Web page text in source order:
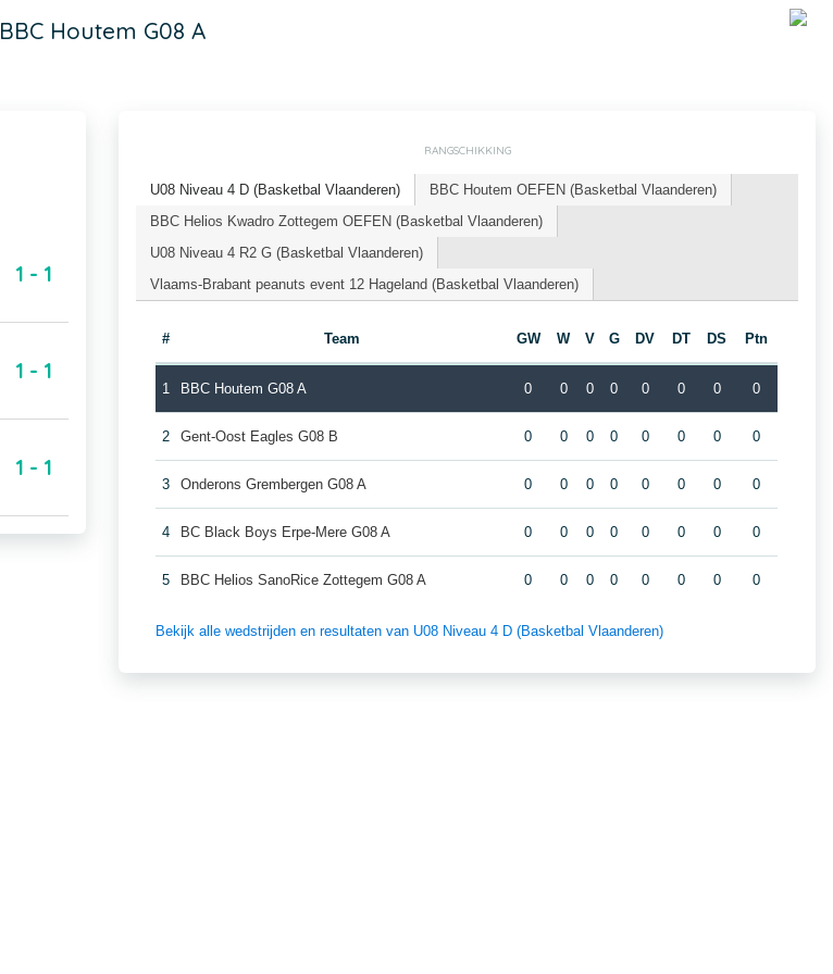
BBC Houtem G08 A
1 - 1
1 - 1
1 - 1
RANGSCHIKKING
U08 Niveau 4 D (Basketbal Vlaanderen)
BBC Houtem OEFEN (Basketbal Vlaanderen)
BBC Helios Kwadro Zottegem OEFEN (Basketbal Vlaanderen)
U08 Niveau 4 R2 G (Basketbal Vlaanderen)
Vlaams-Brabant peanuts event 12 Hageland (Basketbal Vlaanderen)
# Team GW W V G DV DT DS Ptn
1 BBC Houtem G08 A 0 0 0 0 0 0 0 0
2 Gent-Oost Eagles G08 B 0 0 0 0 0 0 0 0
3 Onderons Grembergen G08 A 0 0 0 0 0 0 0 0
4 BC Black Boys Erpe-Mere G08 A 0 0 0 0 0 0 0 0
5 BBC Helios SanoRice Zottegem G08 A 0 0 0 0 0 0 0 0
Bekijk alle wedstrijden en resultaten van U08 Niveau 4 D (Basketbal Vlaanderen)